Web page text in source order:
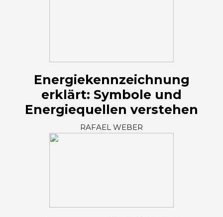
Energiekennzeichnung
erklärt: Symbole und
Energiequellen verstehen
RAFAEL WEBER